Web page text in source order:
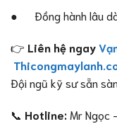
● Đồng hành lâu
👉 Liên hệ ngay
Đội ngũ kỹ sư sẵn
📞 Hotline: Mr